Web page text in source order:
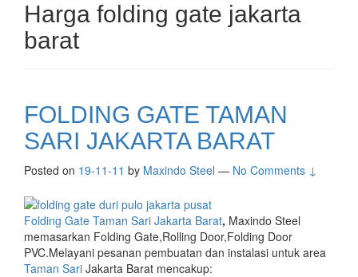
Harga folding gate jakarta
barat
FOLDING GATE TAMAN
SARI JAKARTA BARAT
Posted on 19-11-11 by Maxindo Steel — No Comments ↓
Folding Gate Taman Sari Jakarta Barat, Maxindo Steel
memasarkan Folding Gate,Rolling Door,Folding Door
PVC.Melayani pesanan pembuatan dan instalasi untuk area
Taman Sari Jakarta Barat mencakup: